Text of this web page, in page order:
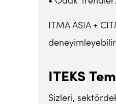
ITMA ASIA +
ITEKS
Sizleri,